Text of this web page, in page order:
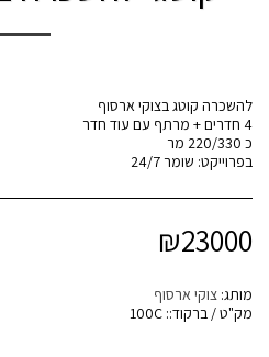
בפרוייקט: שומר 24/7
₪23000
מותג: צוקי ארסוף
מק"ט / ברקוד:: 100C